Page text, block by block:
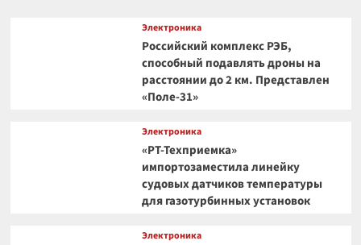
Электроника
Российский комплекс РЭБ,
способный подавлять дроны на
расстоянии до 2 км. Представлен
«Поле-31»
Электроника
«РТ-Техприемка»
импортозаместила линейку
судовых датчиков температуры
для газотурбинных установок
Электроника